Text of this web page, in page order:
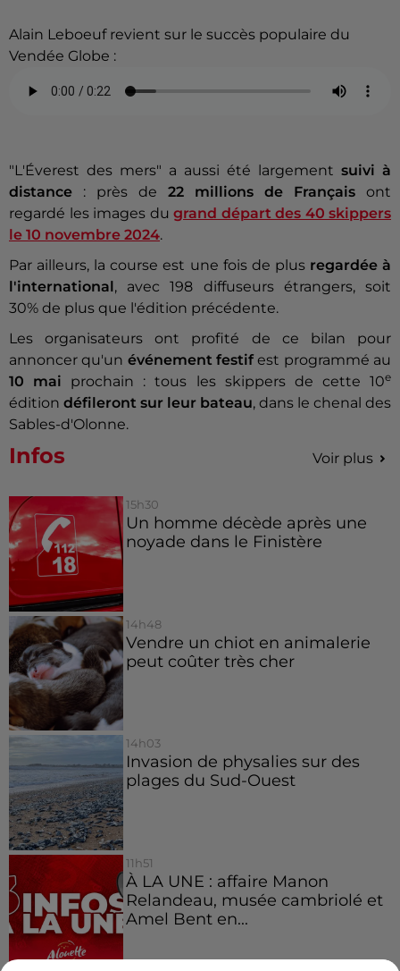
Alain Leboeuf revient sur le succès populaire du
Vendée Globe :
"L'Éverest des mers" a aussi été largement suivi à
distance : près de 22 millions de Français ont
regardé les images du grand départ des 40 skippers
le 10 novembre 2024.
Par ailleurs, la course est une fois de plus regardée à
l'international , avec 198 diffuseurs étrangers, soit
30% de plus que l'édition précédente.
Les organisateurs ont profité de ce bilan pour
annoncer qu'un événement festifest programmé au
10 mai prochain : tous les skippers de cette 10e
édition défileront sur leur bateau, dans le chenal des
Sables-d'Olonne.
Infos Voir plus
15h30
Un homme décède après une
noyade dans le Finistère
14h48
Vendre un chiot en animalerie
peut coûter très cher
14h03
Invasion de physalies sur des
plages du Sud-Ouest
11h51
À LA UNE : affaire Manon
Relandeau, musée cambriolé et
Amel Bent en...